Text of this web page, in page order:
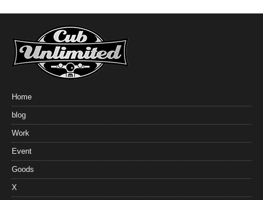
Home
blog
Work
Event
Goods
X